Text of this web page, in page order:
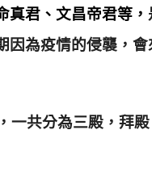
真君、 文昌帝君等，
因為疫情的侵襲，
一共分為三殿，拜